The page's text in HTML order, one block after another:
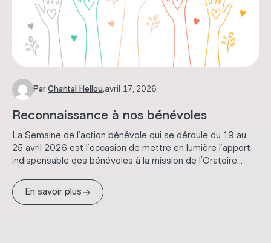
Par Chantal Hellou.avril 17, 2026
Reconnaissance à nos bénévoles
La Semaine de l’action bénévole qui se déroule du 19 au
25 avril 2026 est l’occasion de mettre en lumière l’apport
indispensable des bénévoles à la mission de l’Oratoire...
En savoir plus→